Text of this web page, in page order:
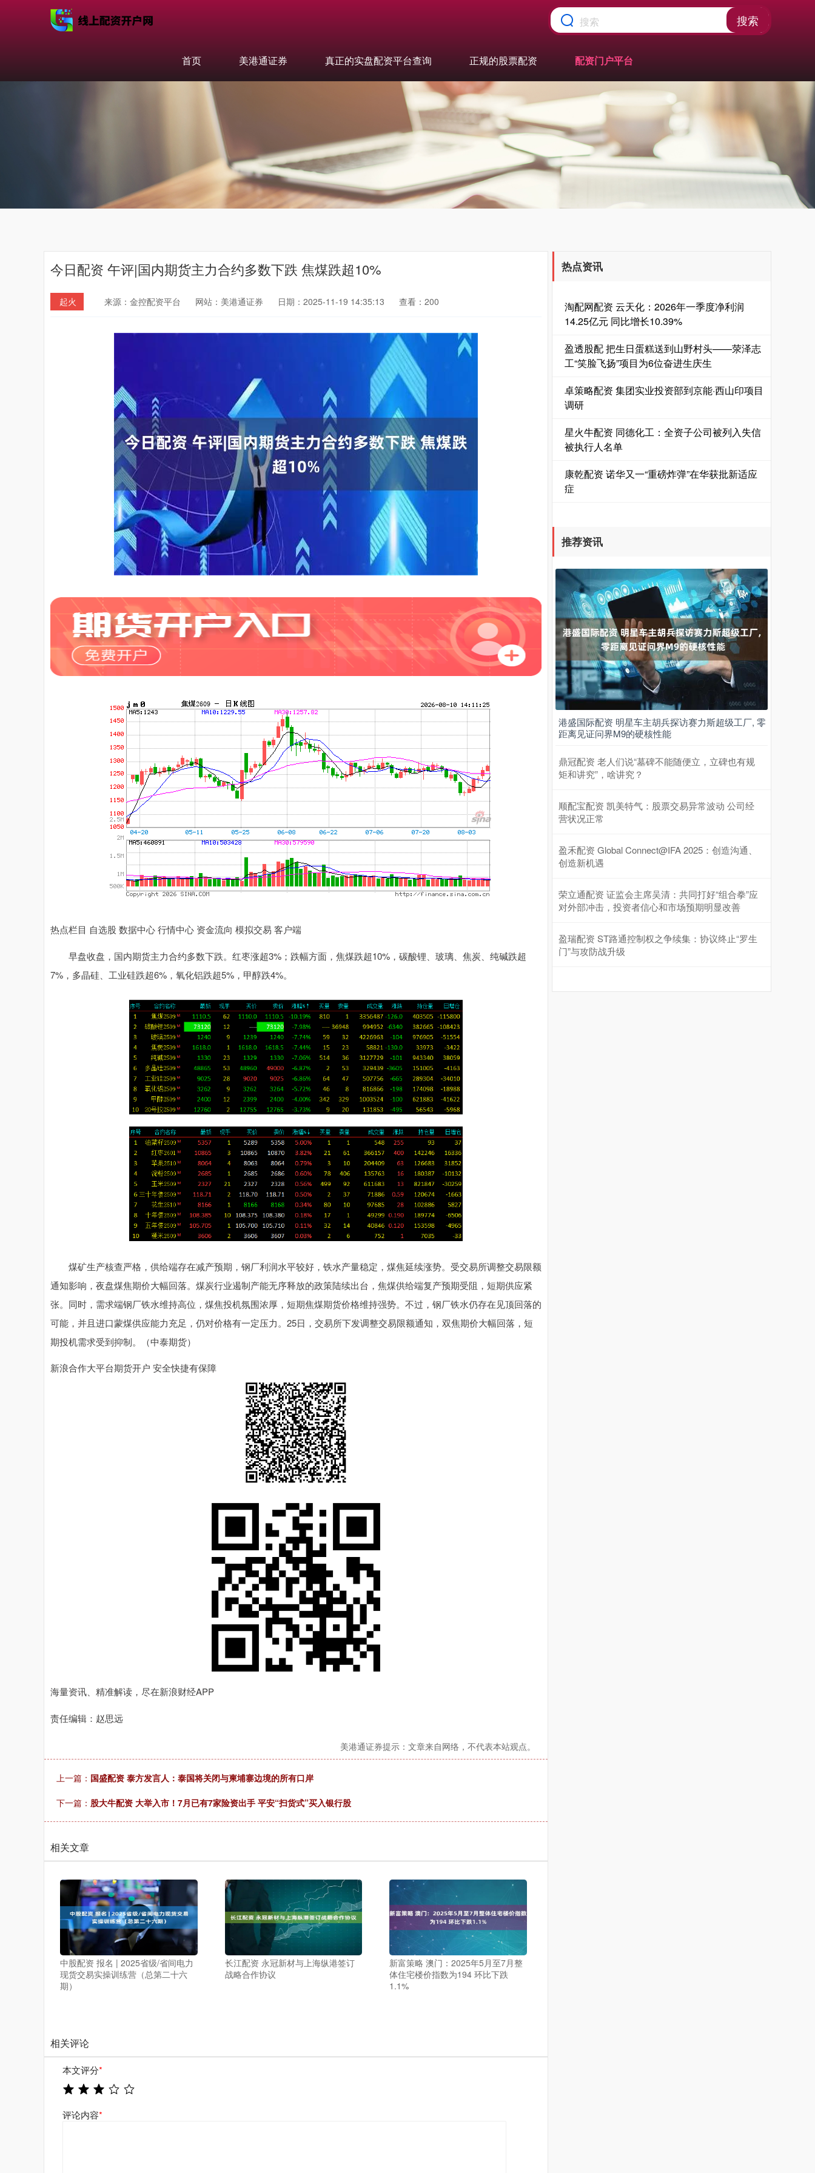
搜索
首页 美港通证券 真正的实盘配资平台查询 正规的股票配资 配资门户平台
今日配资 午评|国内期货主力合约多数下跌 焦煤跌超10%
起火 来源：金控配资平台 网站：美港通证券 日期：2025-11-19 14:35:13 查看：200
热点栏目 自选股 数据中心 行情中心 资金流向 模拟交易 客户端
早盘收盘，国内期货主力合约多数下跌。红枣涨超3%；跌幅方面，焦煤跌超10%，碳酸锂、玻璃、焦炭、纯碱跌超
7%，多晶硅、工业硅跌超6%，氧化铝跌超5%，甲醇跌4%。
煤矿生产核查严格，供给端存在减产预期，钢厂利润水平较好，铁水产量稳定，煤焦延续涨势。受交易所调整交易限额
通知影响，夜盘煤焦期价大幅回落。煤炭行业遏制产能无序释放的政策陆续出台，焦煤供给端复产预期受阻，短期供应紧
张。同时，需求端钢厂铁水维持高位，煤焦投机氛围浓厚，短期焦煤期货价格维持强势。不过，钢厂铁水仍存在见顶回落的
可能，并且进口蒙煤供应能力充足，仍对价格有一定压力。25日，交易所下发调整交易限额通知，双焦期价大幅回落，短
期投机需求受到抑制。（中泰期货）
新浪合作大平台期货开户 安全快捷有保障
海量资讯、精准解读，尽在新浪财经APP
责任编辑：赵思远
美港通证券提示：文章来自网络，不代表本站观点。
上一篇： 国盛配资 泰方发言人：泰国将关闭与柬埔寨边境的所有口岸
下一篇： 股大牛配资 大举入市！7月已有7家险资出手 平安“扫货式”买入银行股
相关文章
中股配资 报名 | 2025省级/省间电力
现货交易实操训练营（总第二十六
期）
长江配资 永冠新材与上海纵港签订
战略合作协议
新富策略 澳门：2025年5月至7月整
体住宅楼价指数为194 环比下跌
1.1%
相关评论
本文评分*
评论内容*
热点资讯
淘配网配资 云天化：2026年一季度净利润
14.25亿元 同比增长10.39%
盈透股配 把生日蛋糕送到山野村头——荥泽志
工“笑脸飞扬”项目为6位奋进生庆生
卓策略配资 集团实业投资部到京能·西山印项目
调研
星火牛配资 同德化工：全资子公司被列入失信
被执行人名单
康乾配资 诺华又一“重磅炸弹”在华获批新适应
症
推荐资讯
港盛国际配资 明星车主胡兵探访赛力斯超级工厂, 零
距离见证问界M9的硬核性能
鼎冠配资 老人们说“墓碑不能随便立，立碑也有规
矩和讲究”，啥讲究？
顺配宝配资 凯美特气：股票交易异常波动 公司经
营状况正常
盈禾配资 Global Connect@IFA 2025：创造沟通、
创造新机遇
荣立通配资 证监会主席吴清：共同打好“组合拳”应
对外部冲击，投资者信心和市场预期明显改善
盈瑞配资 ST路通控制权之争续集：协议终止“罗生
门”与攻防战升级